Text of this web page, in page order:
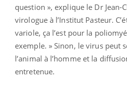
question », explique le Dr Jean-
virologue à l’Institut Pasteur.
variole, ça l’est pour la
exemple. » Sinon, le virus peut
l’animal à l’homme et la
entretenue.